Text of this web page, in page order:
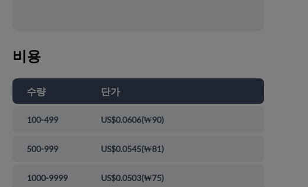
비용
수량 단가
100-499 US$0.0606(₩90)
500-999 US$0.0545(₩81)
1000-9999 US$0.0503(₩75)